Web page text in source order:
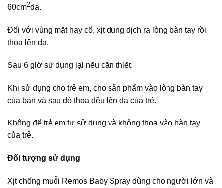
60cm2da.
Đối với vùng mặt hay cổ, xịt dung dịch ra lòng bàn tay rồi
thoa lên da.
Sau 6 giờ sử dụng lại nếu cần thiết.
Khi sử dụng cho trẻ em, cho sản phẩm vào lòng bàn tay
của bạn và sau đó thoa đều lên da của trẻ.
Không để trẻ em tự sử dụng và không thoa vào bàn tay
của trẻ.
Đối tượng sử dụng
Xịt chống muỗi Remos Baby Spray dùng cho người lớn và